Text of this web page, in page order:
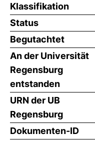
Klassifikation
Status
Begutachtet
An der Universität
Regensburg
entstanden
URN der UB
Regensburg
Dokumenten-ID